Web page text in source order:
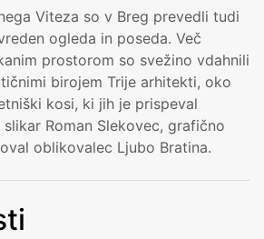
Viteza so v Breg prevedli tudi
ogleda in poseda. Več
prostorom so svežino vdahnili
birojem Trije arhitekti, oko
kosi, ki jih je prispeval
Roman Slekovec, grafično
oblikovalec Ljubo Bratina.